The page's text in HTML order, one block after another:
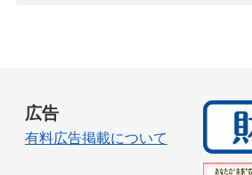
広告
有料広告掲載について